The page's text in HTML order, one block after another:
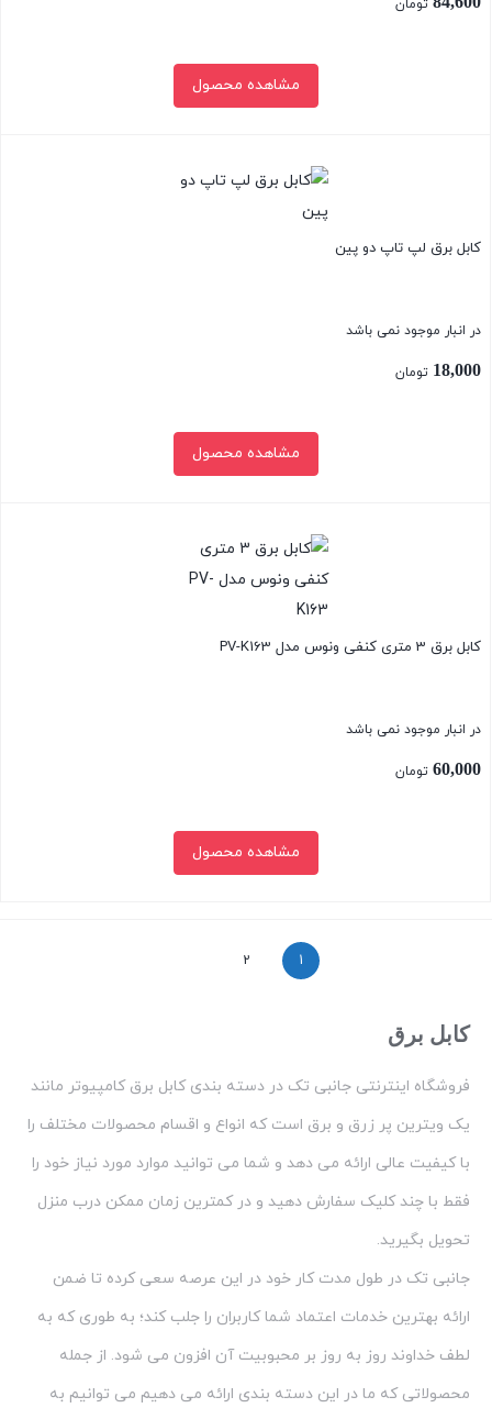
تومان
مشاهده محصول
کابل برق لپ تاپ دو پین
در انبار موجود نمی باشد
18,000 تومان
مشاهده محصول
کابل برق 3 متری کنفی ونوس مدل PV-K163
در انبار موجود نمی باشد
60,000 تومان
مشاهده محصول
1
2
کابل برق
فروشگاه اینترنتی جانبی تک در دسته بندی کابل برق کامپیوتر مانند
یک ویترین پر زرق و برق است که انواع و اقسام محصولات مختلف را
با کیفیت عالی ارائه می دهد و شما می توانید موارد مورد نیاز خود را
فقط با چند کلیک سفارش دهید و در کمترین زمان ممکن درب منزل
تحویل بگیرید.
جانبی تک در طول مدت کار خود در این عرصه سعی کرده تا ضمن
ارائه بهترین خدمات اعتماد شما کاربران را جلب کند؛ به طوری که به
لطف خداوند روز به روز بر محبوبیت آن افزون می شود. از جمله
محصولاتی که ما در این دسته بندی ارائه می دهیم می توانیم به